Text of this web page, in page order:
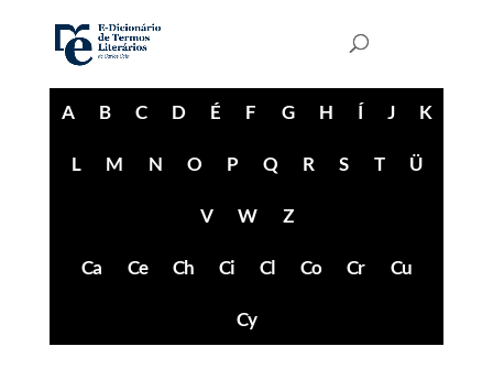
A B C D É F G H Í J K
L M N O P Q R S T Ü
V W Z
Ca Ce Ch Ci Cl Co Cr Cu
Cy